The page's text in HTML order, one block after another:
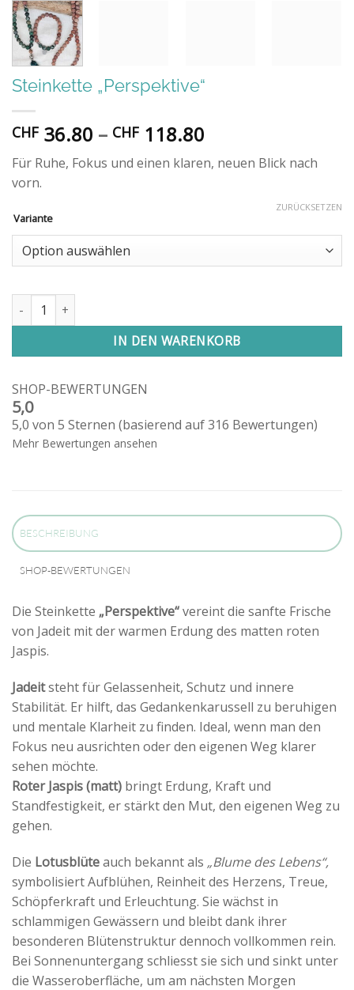
Steinkette „Perspektive“
CHF 36.80 – CHF 118.80
CHF 36.80
bis
Für Ruhe, Fokus und einen klaren, neuen Blick nach
vorn.
Variante
ZURÜCKSETZEN
Steinkette "Perspektive" Menge
IN DEN WARENKORB
SHOP-BEWERTUNGEN
5,0
5,0 von 5 Sternen (basierend auf 316 Bewertungen)
Mehr Bewertungen ansehen
BESCHREIBUNG
SHOP-BEWERTUNGEN
Die Steinkette „Perspektive“vereint die sanfte Frische
von Jadeit mit der warmen Erdung des matten roten
Jaspis.
Jadeitsteht für Gelassenheit, Schutz und innere
Stabilität. Er hilft, das Gedankenkarussell zu beruhigen
und mentale Klarheit zu finden. Ideal, wenn man den
Fokus neu ausrichten oder den eigenen Weg klarer
sehen möchte.
Roter Jaspis (matt) bringt Erdung, Kraft und
Standfestigkeit, er stärkt den Mut, den eigenen Weg zu
gehen.
Die Lotusblüteauch bekannt als „Blume des Lebens“,
symbolisiert Aufblühen, Reinheit des Herzens, Treue,
Schöpferkraft und Erleuchtung. Sie wächst in
schlammigen Gewässern und bleibt dank ihrer
besonderen Blütenstruktur dennoch vollkommen rein.
Bei Sonnenuntergang schliesst sie sich und sinkt unter
die Wasseroberfläche, um am nächsten Morgen